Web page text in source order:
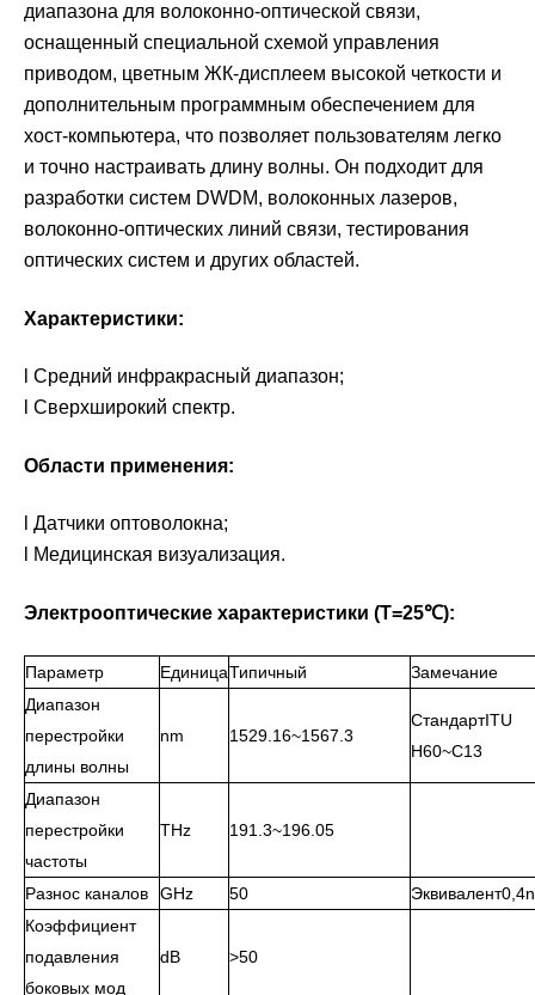
диапазона для волоконно-оптической связи,
оснащенный специальной схемой управления
приводом, цветным ЖК-дисплеем высокой четкости и
дополнительным программным обеспечением для
хост-компьютера, что позволяет пользователям легко
и точно настраивать длину волны. Он подходит для
разработки систем DWDM, волоконных лазеров,
волоконно-оптических линий связи, тестирования
оптических систем и других областей.
Характеристики:
l Средний инфракрасный диапазон;
l Сверхширокий спектр.
Области применения:
l Датчики оптоволокна;
l Медицинская визуализация.
Электрооптические характеристики (T=25℃):
Параметр ЕдиницаТипичный
Замечание
Диапазон
перестройки
длины волны
nm 1529.16~1567.3
СтандартITU
H60~C13
Диапазон
перестройки
частоты
THz 191.3~196.05
Разнос каналов GHz 50
Коэффициент
подавления
боковых мод
dB >50